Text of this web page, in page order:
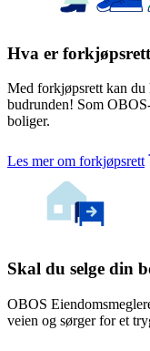
Hva er
Med forkjøpsrett kan du
budrunden! Som
boliger.
Les mer om forkjøpsrett
Skal du selge din
OBOS
veien og sørger for et